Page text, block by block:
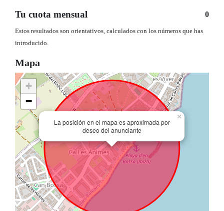
Tu cuota mensual 0
Estos resultados son orientativos, calculados con los números que has
introducido.
Mapa
La posición en el mapa es aproximada por
deseo del anunciante
×
+
−